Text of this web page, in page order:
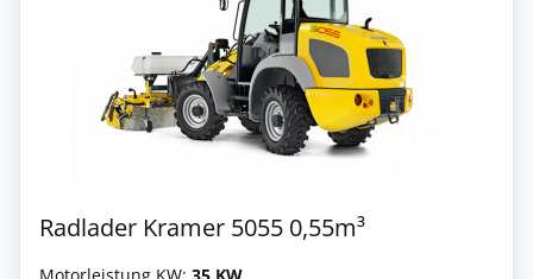
Radlader Kramer 5055 0,55m³